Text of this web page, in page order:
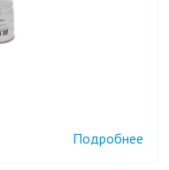
Подробнее